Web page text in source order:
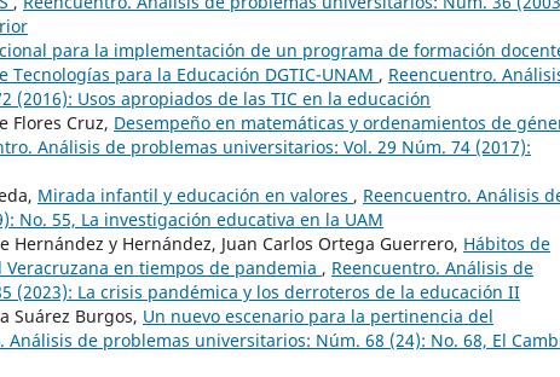
para la implementación de un programa de formación
para la Educación DGTIC-UNAM , Reencuentro.
(2016): Usos apropiados de las TIC en la educación
Flores Cruz, Desempeño en matemáticas y ordenamientos de
Análisis de problemas universitarios: Vol. 29 Núm. 74 (2017):
Mirada infantil y educación en valores , Reencuentro. Análisis
No. 55, La investigación educativa en la UAM
Hernández y Hernández, Juan Carlos Ortega Guerrero, Hábitos de
en tiempos de pandemia , Reencuentro. Análisis de
(2023): La crisis pandémica y los derroteros de la educación II
Suárez Burgos, Un nuevo escenario para la pertinencia del
Análisis de problemas universitarios: Núm. 68 (24): No. 68, El